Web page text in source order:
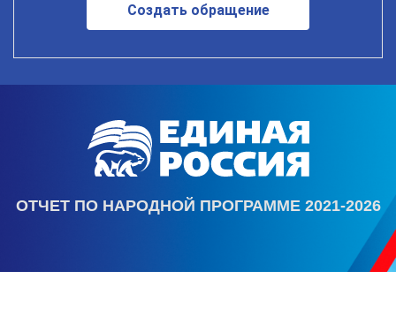
Создать обращение
ОТЧЕТ ПО НАРОДНОЙ ПРОГРАММЕ 2021-2026